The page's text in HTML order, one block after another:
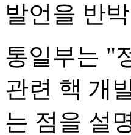
발언을 반
통일부는 "
관련 핵 개
는 점을 설